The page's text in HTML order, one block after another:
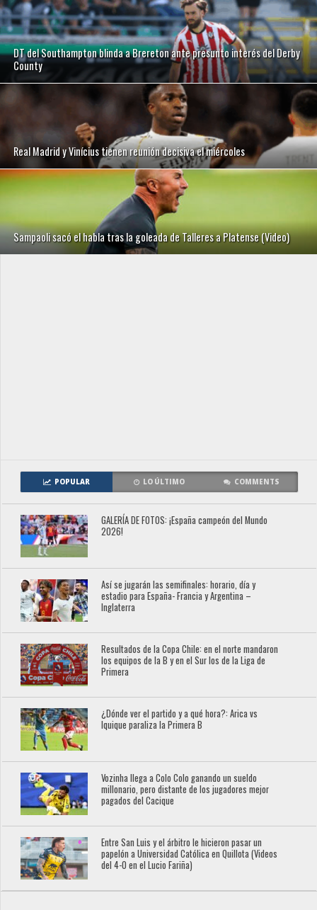
DT del Southampton blinda a Brereton ante presunto interés del Derby
County
Real Madrid y Vinícius tienen reunión decisiva el miércoles
Sampaoli sacó el habla tras la goleada de Talleres a Platense (Video)
POPULAR LO ÚLTIMO COMMENTS
GALERÍA DE FOTOS: ¡España campeón del Mundo
2026!
Así se jugarán las semifinales: horario, día y
estadio para España- Francia y Argentina –
Inglaterra
Resultados de la Copa Chile: en el norte mandaron
los equipos de la B y en el Sur los de la Liga de
Primera
¿Dónde ver el partido y a qué hora?: Arica vs
Iquique paraliza la Primera B
Vozinha llega a Colo Colo ganando un sueldo
millonario, pero distante de los jugadores mejor
pagados del Cacique
Entre San Luis y el árbitro le hicieron pasar un
papelón a Universidad Católica en Quillota (Videos
del 4-0 en el Lucio Fariña)